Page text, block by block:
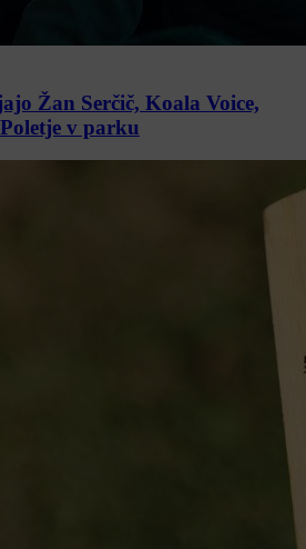
Žan Serčič, Koala Voice,
v parku